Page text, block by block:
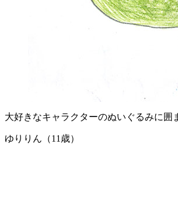
大好きなキャラクターのぬいぐるみに囲
ゆりりん（11歳）